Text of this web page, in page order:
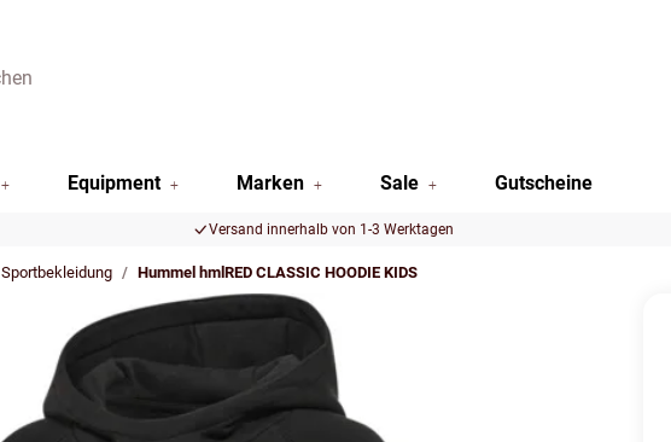
Equipment Marken Sale Gutscheine
Versand innerhalb von 1-3 Werktagen
Sportbekleidung Hummel hmlRED CLASSIC HOODIE KIDS